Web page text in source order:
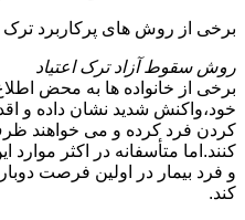
برخی از روش های پرکاربرد ترک
روش سقوط آزاد ترک اعتیاد
برخی از خانواده ها به محض
خود،واکنش شدید نشان داده و
کردن فرد کرده و می خواهند
کنند.اما متأسفانه در اکثر
و فرد بیمار در اولین فرصت
کند.